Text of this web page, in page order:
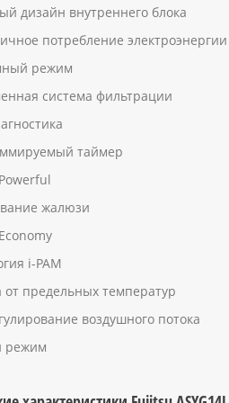
дизайн внутреннего блока
потребление электроэнергии
режим
система фильтрации
таймер
жалюзи
i-PAM
предельных температур
воздушного потока
режим